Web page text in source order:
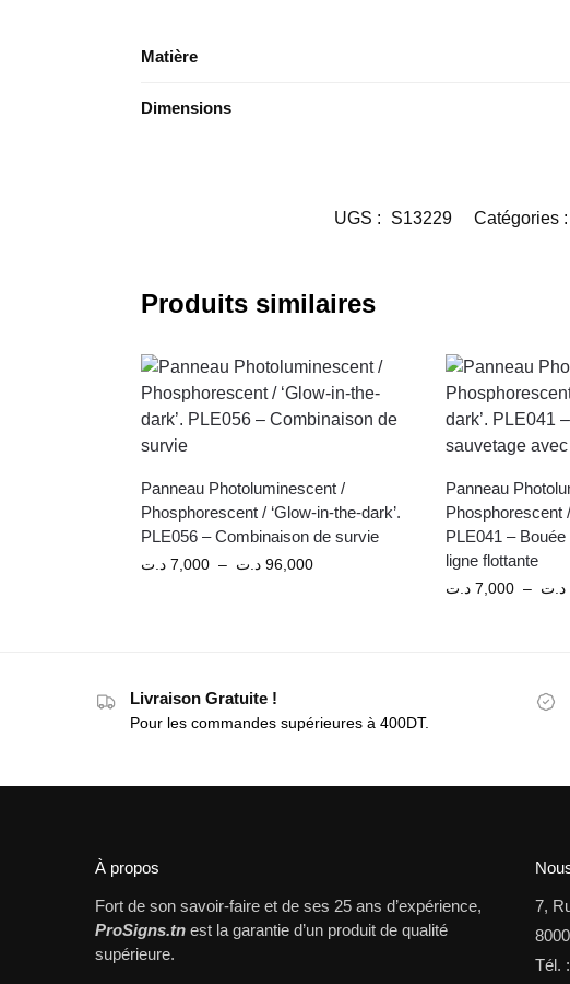
Matière
Dimensions
UGS : S13229 Catégories :
Produits similaires
Panneau Photoluminescent /
Phosphorescent / ‘Glow-in-the-dark’.
PLE056 – Combinaison de survie
7,000 د.ت – 96,000 د.ت
Panneau
Phosphorescent
PLE041 –
ligne flottante
7,000 د.ت – د.ت
Livraison Gratuite !
Pour les commandes supérieures à 400DT.
À propos
Fort de son savoir-faire et de ses 25 ans d’expérience,
ProSigns.tn est la garantie d’un produit de qualité
supérieure.
7,
Tél. :